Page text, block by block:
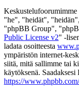
"he", "heidät",
"phpBB Group",
Public License v2" -
ladata osoitteesta
ympäristön internet-
siitä, mitä sallimme tai
käytöksenä.
https://www.phpbb.com/